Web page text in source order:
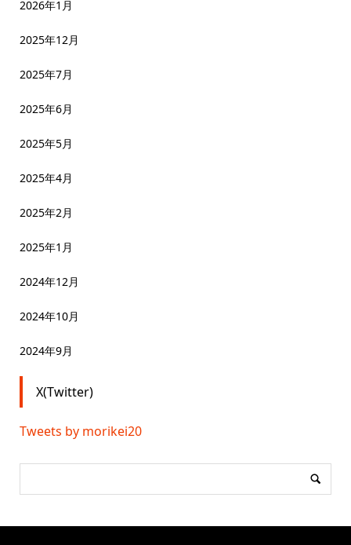
2026年1月
2025年12月
2025年7月
2025年6月
2025年5月
2025年4月
2025年2月
2025年1月
2024年12月
2024年10月
2024年9月
X(Twitter)
Tweets by morikei20